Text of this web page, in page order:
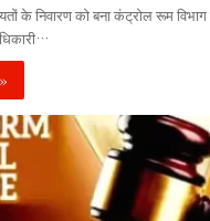
के निवारण को बना कंट्रोल रूम